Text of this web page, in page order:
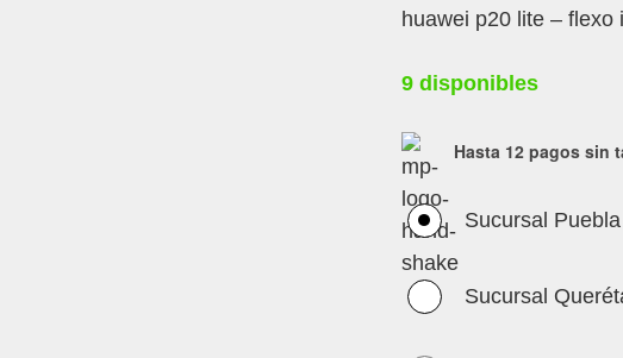
huawei p20 lite – flexo
9 disponibles
Hasta 12 pagos sin
Sucursal Puebla
Sucursal